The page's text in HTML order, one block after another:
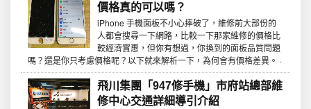
價格真的可以嗎？
iPhone 手機面板不小心摔破了，維修前大部份的
人都會搜尋一下網路，比較一下那家維修的價格比
較經濟實惠，但你有想過，你換到的面板品質問題
嗎？還是你只考慮價格呢？以下就來解析一下，為何會有價格差異。 ·
飛川集團「947修手機」市府站總部維
修中心交通詳細導引介紹